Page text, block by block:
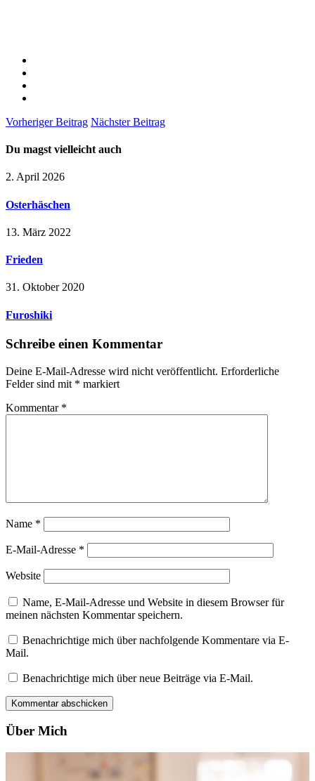
Vorheriger Beitrag Nächster Beitrag
Du magst vielleicht auch
2. April 2026
Osterhäschen
13. März 2022
Frieden
31. Oktober 2020
Furoshiki
Schreibe einen Kommentar
Deine E-Mail-Adresse wird nicht veröffentlicht. Erforderliche
Felder sind mit * markiert
Kommentar *
Name *
E-Mail-Adresse *
Website
Name, E-Mail-Adresse und Website in diesem Browser für
meinen nächsten Kommentar speichern.
Benachrichtige mich über nachfolgende Kommentare via E-
Mail.
Benachrichtige mich über neue Beiträge via E-Mail.
Über Mich